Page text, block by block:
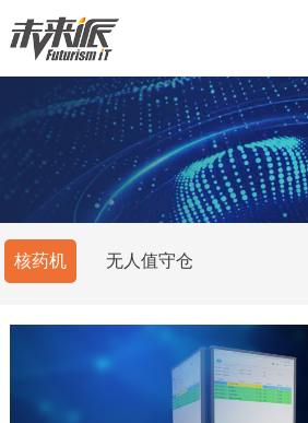
核药机 无人值守仓